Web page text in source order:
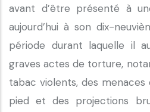
avant d’être présenté à
aujourd’hui à son dix-
période durant laquelle il
graves actes de torture,
tabac violents, des
pied et des projections